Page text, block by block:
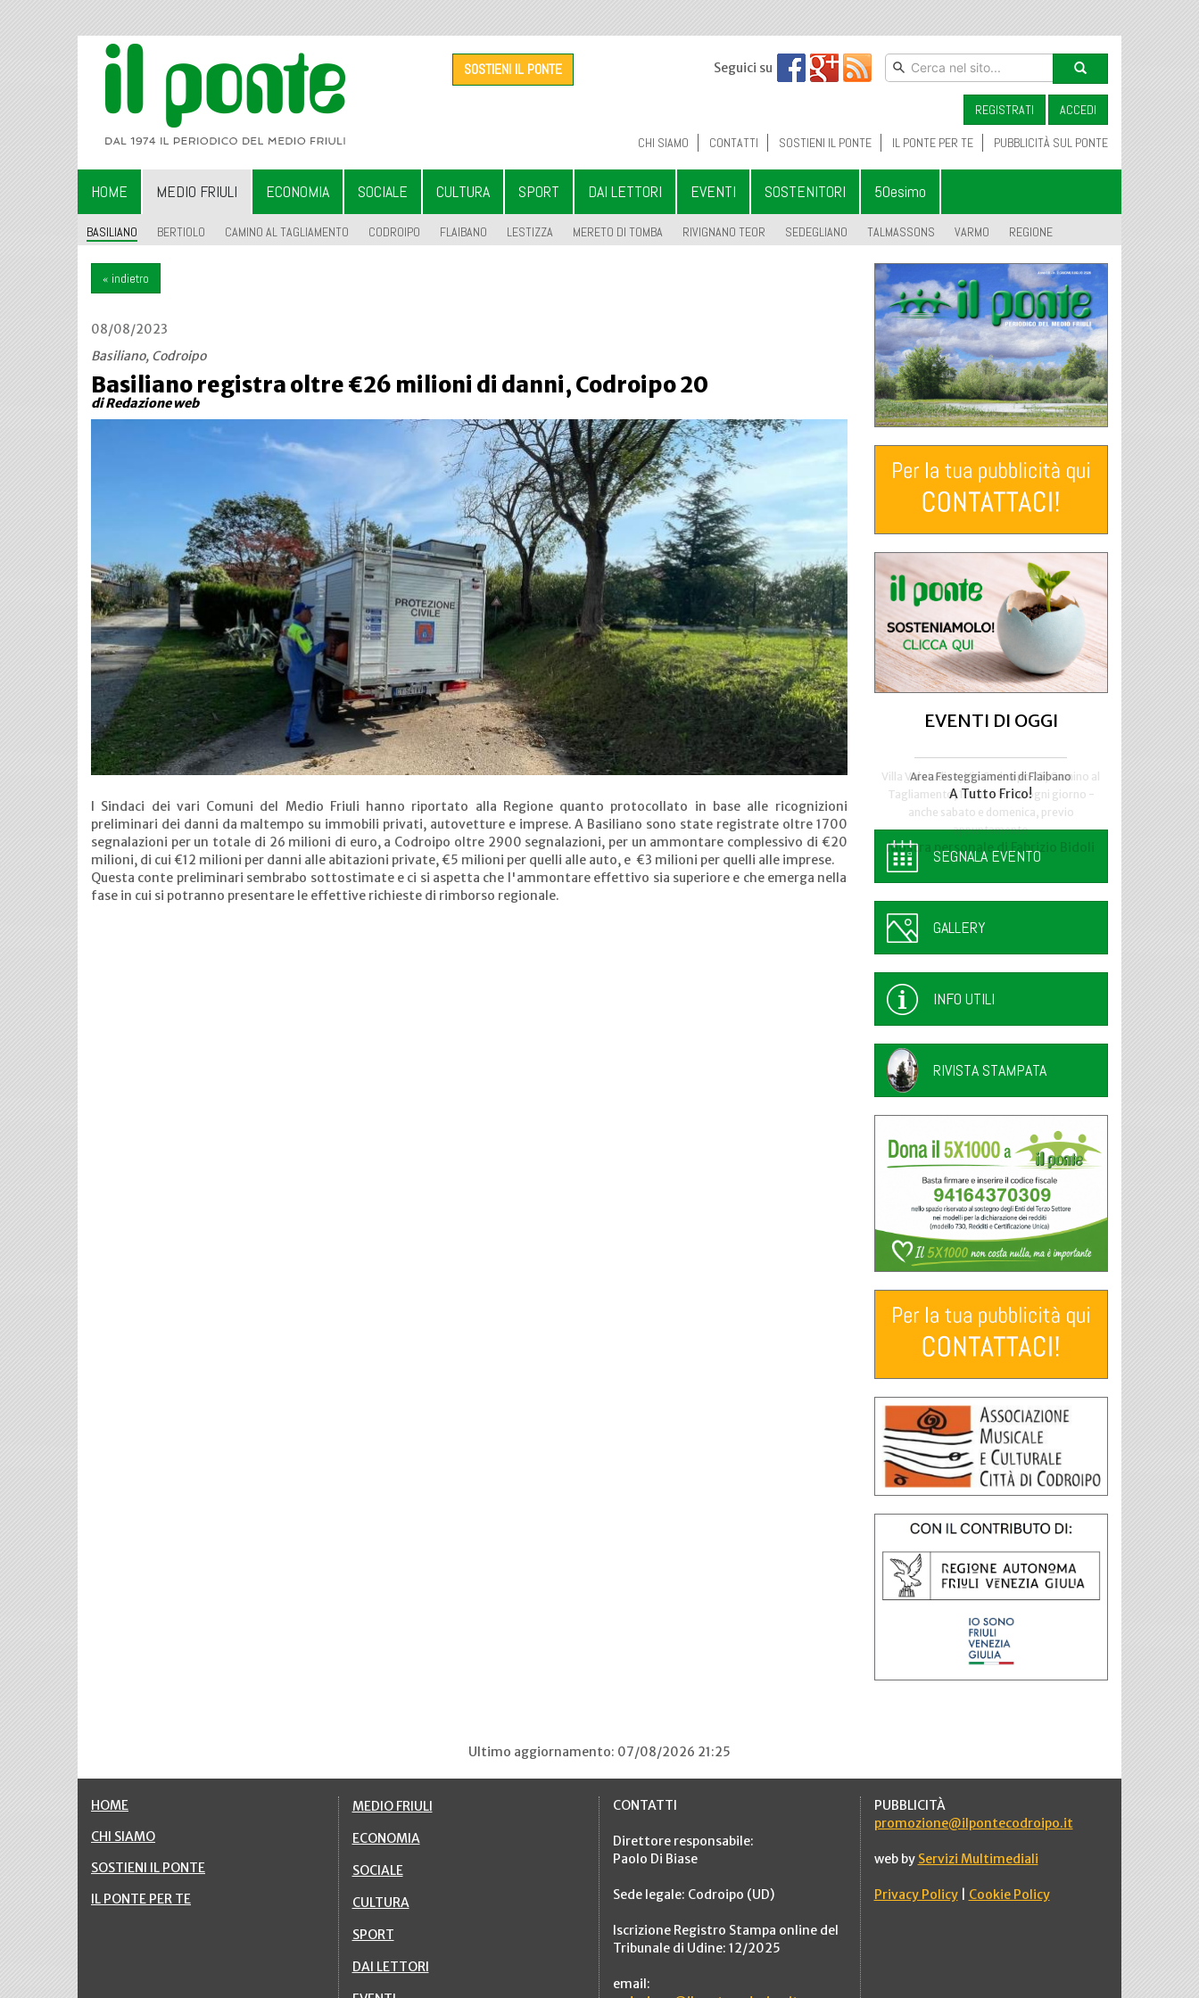
SOSTIENI IL PONTE Seguici su
REGISTRATI ACCEDI
CHI SIAMO CONTATTI SOSTIENI IL PONTE IL PONTE PER TE PUBBLICITÀ SUL PONTE
HOME MEDIO FRIULI ECONOMIA SOCIALE CULTURA SPORT DAI LETTORI EVENTI SOSTENITORI 50esimo
BASILIANO BERTIOLO CAMINO AL TAGLIAMENTO CODROIPO FLAIBANO LESTIZZA MERETO DI TOMBA RIVIGNANO TEOR SEDEGLIANO TALMASSONS VARMO REGIONE
« indietro
08/08/2023
Basiliano, Codroipo
Basiliano registra oltre €26 milioni di danni, Codroipo 20
di Redazione web
I Sindaci dei vari Comuni del Medio Friuli hanno riportato alla Regione quanto protocollato in base alle ricognizioni
preliminari dei danni da maltempo su immobili privati, autovetture e imprese. A Basiliano sono state registrate oltre 1700
segnalazioni per un totale di 26 milioni di euro, a Codroipo oltre 2900 segnalazioni, per un ammontare complessivo di €20
milioni, di cui €12 milioni per danni alle abitazioni private, €5 milioni per quelli alle auto, e €3 milioni per quelli alle imprese.
Questa conte preliminari sembrabo sottostimate e ci si aspetta che l'ammontare effettivo sia superiore e che emerga nella
fase in cui si potranno presentare le effettive richieste di rimborso regionale.
EVENTI DI OGGI
Villa Valetudine, Via Codroipo 25, Camino al
Tagliamento, 10.00 - 17.00 ogni giorno -
anche sabato e domenica, previo
appuntamento
Mostra personale di Fabrizio Bidoli
Area Festeggiamenti di Flaibano
A Tutto Frico!
SEGNALA EVENTO
GALLERY
INFO UTILI
RIVISTA STAMPATA
Ultimo aggiornamento: 07/08/2026 21:25
HOME
CHI SIAMO
SOSTIENI IL PONTE
IL PONTE PER TE
MEDIO FRIULI
ECONOMIA
SOCIALE
CULTURA
SPORT
DAI LETTORI
CONTATTI
Direttore responsabile:
Paolo Di Biase
Sede legale: Codroipo (UD)
Iscrizione Registro Stampa online del
Tribunale di Udine: 12/2025
email:
PUBBLICITÀ
promozione@ilpontecodroipo.it
web by Servizi Multimediali
Privacy Policy| Cookie Policy